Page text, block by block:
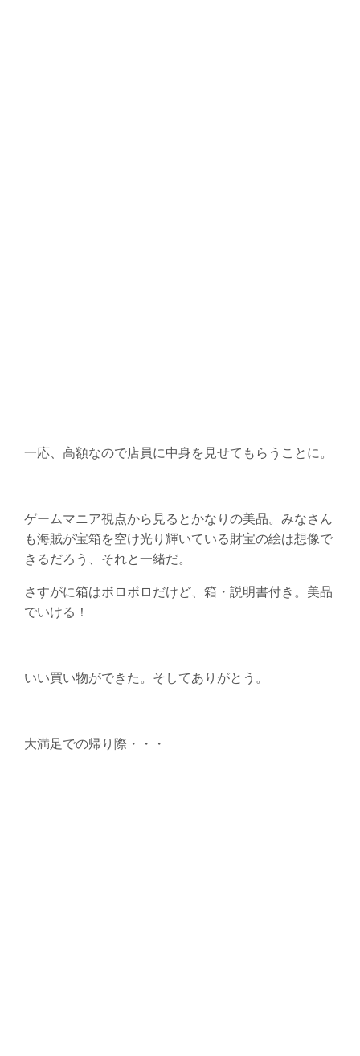
一応、高額なので店員に中身を見せてもらうことに。
ゲームマニア視点から見るとかなりの美品。みなさん
も海賊が宝箱を空け光り輝いている財宝の絵は想像で
きるだろう、それと一緒だ。
さすがに箱はボロボロだけど、箱・説明書付き。美品
でいける！
いい買い物ができた。そしてありがとう。
大満足での帰り際・・・